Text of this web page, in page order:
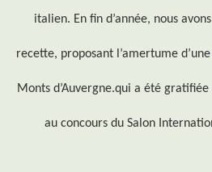
italien. En fin d’année, nous
recette, proposant l’amertume d’une
Monts d’Auvergne.qui a été gratifiée
au concours du Salon